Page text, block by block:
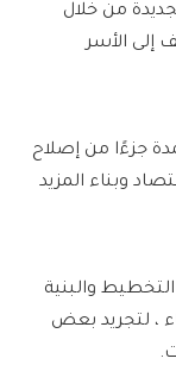
من خلال
إلى الأسر
جزءًا من إصلاح
وبناء المزيد
والبنية
، لتجريد بعض